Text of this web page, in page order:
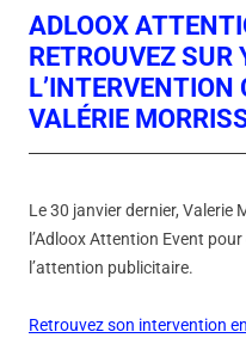
ADLOOX
RETROUVEZ SUR
L’INTERVENTION
VALÉRIE
Le 30 janvier dernier, Valerie
l’Adloox Attention Event
l’attention publicitaire.
Retrouvez son intervention